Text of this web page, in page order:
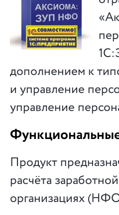
дополнением к
и управление
управление
Продукт
расчёта
организациях